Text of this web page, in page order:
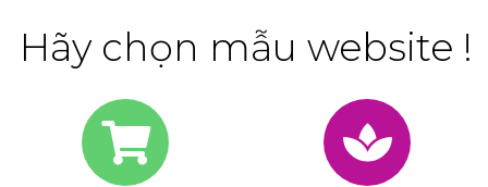
Hãy chọn mẫu website !